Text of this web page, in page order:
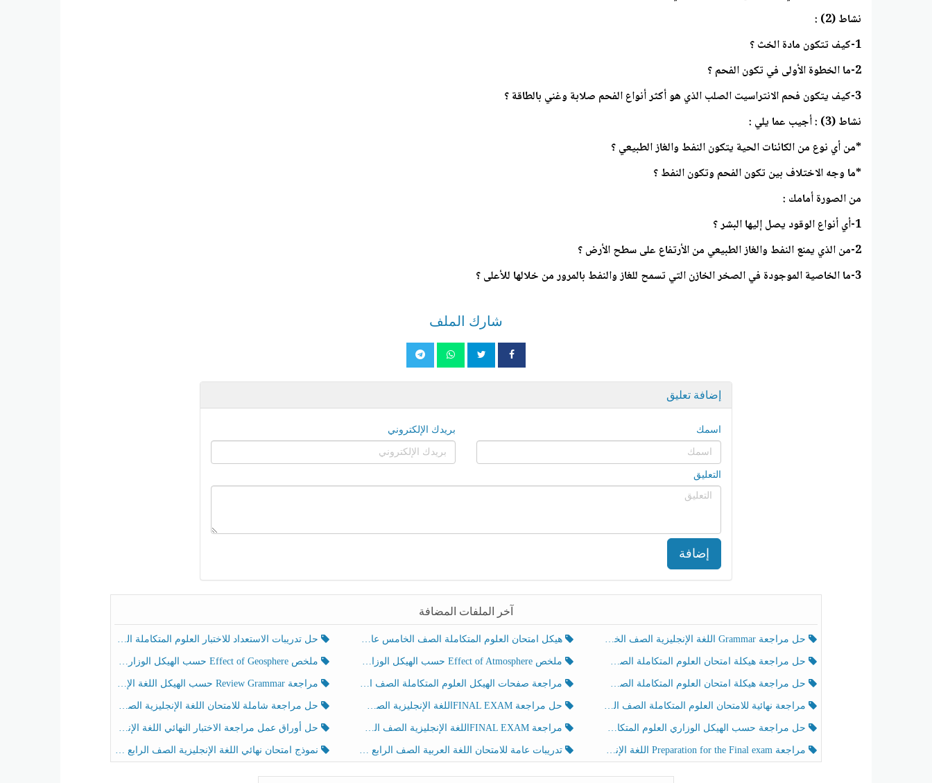
نشاط (2) :
1-كيف تتكون مادة الخث ؟
2-ما الخطوة الأولى في تكون الفحم ؟
3-كيف يتكون فحم الانتراسيت الصلب الذي هو أكثر أنواع الفحم صلابة وغني بالطاقة ؟
نشاط (3) : أجيب عما يلي :
*من أي نوع من الكائنات الحية يتكون النفط والغاز الطبيعي ؟
*ما وجه الاختلاف بين تكون الفحم وتكون النفط ؟
من الصورة أمامك :
1-أي أنواع الوقود يصل إليها البشر ؟
2-من الذي يمنع النفط والغاز الطبيعي من الأرتفاع على سطح الأرض ؟
3-ما الخاصية الموجودة في الصخر الخازن التي تسمح للغاز والنفط بالمرور من خلالها للأعلى ؟
شارك الملف
إضافة تعليق
اسمك بريدك الإلكتروني
التعليق
إضافة
آخر الملفات المضافة
حل مراجعة Grammar اللغة الإنجليزية الصف الخامس الفصل الثالث هيكل امتحان العلوم المتكاملة الصف الخامس عام الفصل الدراسي الثالث 2025-2026 حل تدريبات الاستعداد للاختبار العلوم المتكاملة الصف الخامس عام الفصل الثالث
حل مراجعة هيكلة امتحان العلوم المتكاملة الصف الخامس انسبير الفصل الثالث ملخص Effect of Atmosphere حسب الهيكل الوزاري العلوم المتكاملة الصف الخامس انسبير الفصل الثالث ملخص Effect of Geosphere حسب الهيكل الوزاري العلوم المتكاملة الصف الخامس انسبير الفصل الثالث
حل مراجعة هيكلة امتحان العلوم المتكاملة الصف الخامس عام الفصل الثالث مراجعة صفحات الهيكل العلوم المتكاملة الصف الخامس انسبير الفصل الثالث مراجعة Review Grammar حسب الهيكل اللغة الإنجليزية الصف الخامس الفصل الثالث
مراجعة نهائية للامتحان العلوم المتكاملة الصف الخامس انسبير الفصل الثالث حل مراجعة FINAL EXAMاللغة الإنجليزية الصف الخامس الفصل الثالث حل مراجعة شاملة للامتحان اللغة الإنجليزية الصف الخامس الفصل الثالث
حل مراجعة حسب الهيكل الوزاري العلوم المتكاملة الصف الخامس عام الفصل الثالث مراجعة FINAL EXAMاللغة الإنجليزية الصف الخامس الفصل الثالث حل أوراق عمل مراجعة الاختبار النهائي اللغة الإنجليزية الصف الرابع الفصل الثالث
مراجعة Preparation for the Final exam اللغة الإنجليزية الصف الرابع الفصل الثالث تدريبات عامة للامتحان اللغة العربية الصف الرابع الفصل الثالث نموذج امتحان نهائي اللغة الإنجليزية الصف الرابع الفصل الثالث